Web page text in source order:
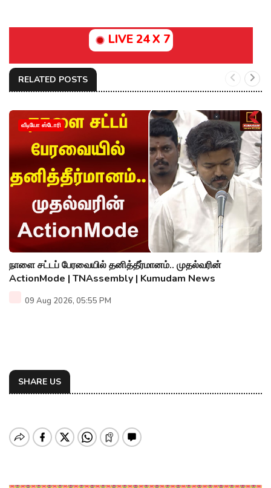
LIVE 24 X 7
RELATED POSTS
வீடியோ ஸ்டோரி
நாளை சட்டப் பேரவையில் தனித்தீர்மானம்.. முதல்வரின்
ActionMode | TNAssembly | Kumudam News
09 Aug 2026, 05:55 PM
SHARE US